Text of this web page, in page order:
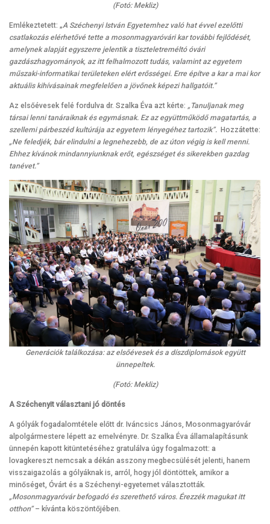
(Fotó: Mekliz)
Emlékeztetett: „A Széchenyi István Egyetemhez való hat évvel ezelőtti
csatlakozás elérhetővé tette a mosonmagyaróvári kar további fejlődését,
amelynek alapját egyszerre jelentik a tiszteletreméltó óvári
gazdászhagyományok, az itt felhalmozott tudás, valamint az egyetem
műszaki-informatikai területeken elért erősségei. Erre építve a kar a mai kor
aktuális kihívásainak megfelelően a jövőnek képezi hallgatóit.”
Az elsőévesek felé fordulva dr. Szalka Éva azt kérte: „Tanuljanak meg
társai lenni tanáraiknak és egymásnak. Ez az együttműködő magatartás, a
szellemi párbeszéd kultúrája az egyetem lényegéhez tartozik”. Hozzátette:
„Ne feledjék, bár elindulni a legnehezebb, de az úton végig is kell menni.
Ehhez kívánok mindannyiunknak erőt, egészséget és sikerekben gazdag
tanévet.”
Generációk találkozása: az elsőévesek és a díszdiplomások együtt
ünnepeltek.
(Fotó: Mekliz)
A Széchenyit választani jó döntés
A gólyák fogadalomtétele előtt dr. Iváncsics János, Mosonmagyaróvár
alpolgármestere lépett az emelvényre. Dr. Szalka Éva államalapításunk
ünnepén kapott kitüntetéséhez gratulálva úgy fogalmazott: a
lovagkereszt nemcsak a dékán asszony megbecsülését jelenti, hanem
visszaigazolás a gólyáknak is, arról, hogy jól döntöttek, amikor a
minőséget, Óvárt és a Széchenyi-egyetemet választották.
„Mosonmagyaróvár befogadó és szerethető város. Érezzék magukat itt
otthon”– kívánta köszöntőjében.